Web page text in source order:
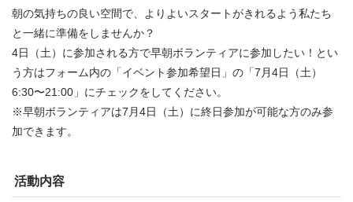
朝の気持ちの良い空間で、よりよいスタートがきれるよう私たち
と一緒に準備をしませんか？
4日（土）に参加される方で早朝ボランティアに参加したい！とい
う方はフォーム内の「イベント参加希望日」の「7月4日（土）
6:30〜21:00」にチェックをしてください。
※早朝ボランティアは7月4日（土）に終日参加が可能な方のみ参
加できます。
活動内容